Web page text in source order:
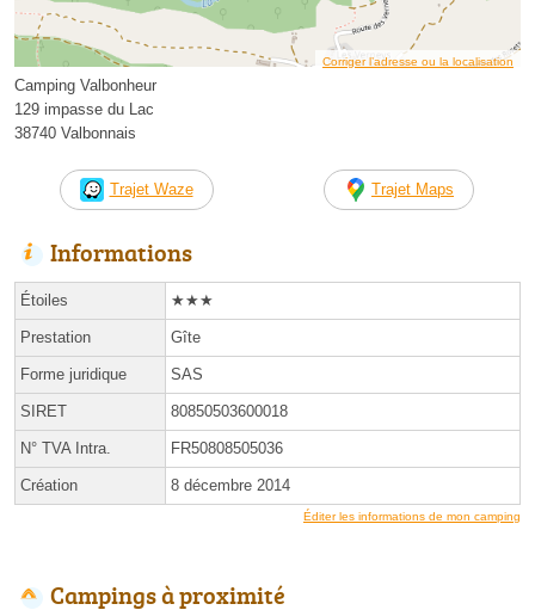
Corriger l’adresse ou la localisation
Camping Valbonheur
129 impasse du Lac
38740 Valbonnais
Trajet Waze Trajet Maps
Informations
Étoiles ★★★
Prestation Gîte
Forme juridique SAS
SIRET 80850503600018
N° TVA Intra. FR50808505036
Création 8 décembre 2014
Éditer les informations de mon camping
Campings à proximité